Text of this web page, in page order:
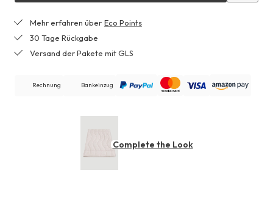
Mehr erfahren über Eco Points
30 Tage Rückgabe
Versand der Pakete mit GLS
Rechnung Bankeinzug
Complete the Look